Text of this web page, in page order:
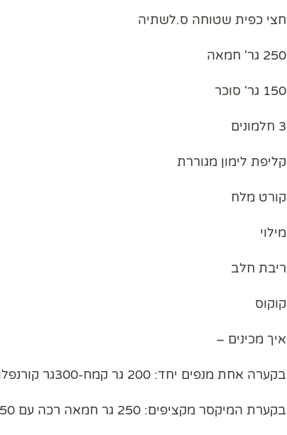
חצי כפית שטוחה ס.לשתיה
250 גר' חמאה
150 גר' סוכר
3 חלמונים
קליפת לימון מגוררת
קורט מלח
מילוי
ריבת חלב
קוקוס
איך מכינים –
בקערה אחת מנפים יחד: 200 גר קמח-300גר קורנפלור, אבקת אפייה,חצי כפית שטוחה סודה לשתייה.
בקערת המיקסר מקציפים: 250 גר חמאה רכה עם 150 גר סוכר.